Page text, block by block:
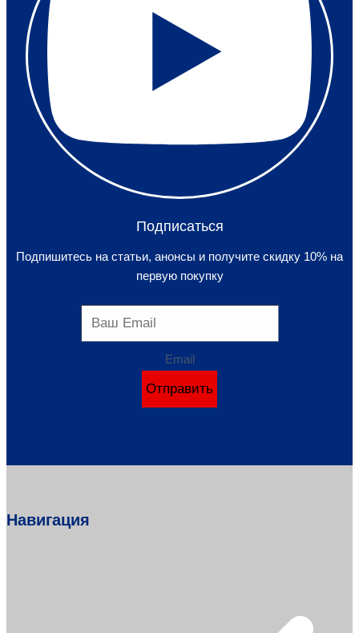
Подписаться
Подпишитесь на статьи, анонсы и получите скидку 10% на
первую покупку
Email
Отправить
Навигация